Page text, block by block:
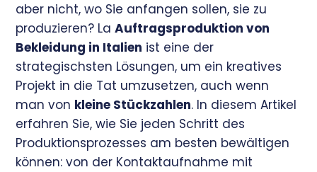
aber nicht, wo Sie anfangen sollen, sie zu
produzieren? LaAuftragsproduktion von
Bekleidung in Italien ist eine der
strategischsten Lösungen, um ein kreatives
Projekt in die Tat umzusetzen, auch wenn
man von kleine Stückzahlen. In diesem Artikel
erfahren Sie, wie Sie jeden Schritt des
Produktionsprozesses am besten bewältigen
können: von der Kontaktaufnahme mit